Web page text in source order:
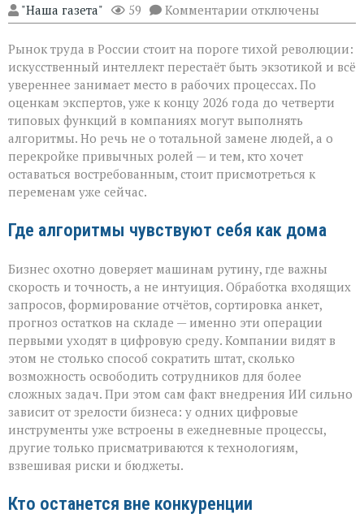
"Наша газета" 59 Комментарии к
записи
не
придёт
табличкой
“вы
уволены” — он
тихо
перепишет
правила
игры»
отключены
Рынок труда в России стоит на пороге тихой революции:
искусственный интеллект перестаёт быть экзотикой и всё
увереннее занимает место в рабочих процессах. По
оценкам экспертов, уже к концу 2026 года до четверти
типовых функций в компаниях могут выполнять
алгоритмы. Но речь не о тотальной замене людей, а о
перекройке привычных ролей — и тем, кто хочет
оставаться востребованным, стоит присмотреться к
переменам уже сейчас.
Где алгоритмы чувствуют себя как дома
Бизнес охотно доверяет машинам рутину, где важны
скорость и точность, а не интуиция. Обработка входящих
запросов, формирование отчётов, сортировка анкет,
прогноз остатков на складе — именно эти операции
первыми уходят в цифровую среду. Компании видят в
этом не столько способ сократить штат, сколько
возможность освободить сотрудников для более
сложных задач. При этом сам факт внедрения ИИ сильно
зависит от зрелости бизнеса: у одних цифровые
инструменты уже встроены в ежедневные процессы,
другие только присматриваются к технологиям,
взвешивая риски и бюджеты.
Кто останется вне конкуренции